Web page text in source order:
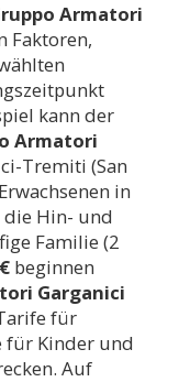
Armatori
Faktoren,
kann der
Armatori
Tremiti (San
in
die Hin- und
Familie (2
beginnen
Garganici
für
für Kinder und
Auf